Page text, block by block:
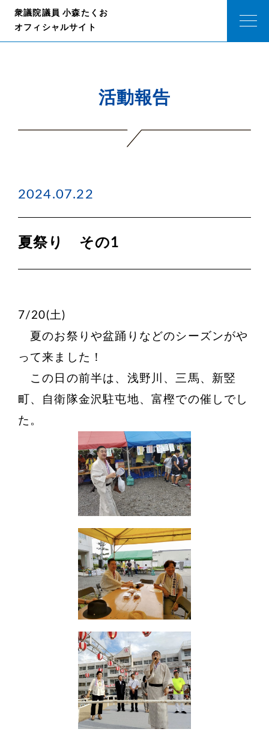
衆議院議員 小森たくお
オフィシャルサイト
活動報告
2024.07.22
夏祭り その1
7/20(土)
夏のお祭りや盆踊りなどのシーズンがや
って来ました！
この日の前半は、浅野川、三馬、新竪
町、自衛隊金沢駐屯地、富樫での催しでし
た。